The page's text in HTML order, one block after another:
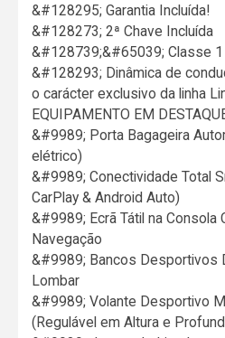
&#128295; Garantia Incluída!
&#128273; 2ª Chave Incluída
&#128739;&#65039; Classe
&#128293; Dinâmica de
o carácter exclusivo da linha
EQUIPAMENTO EM
&#9989; Porta Bagageira
elétrico)
&#9989; Conectividade Total
CarPlay & Android Auto)
&#9989; Ecrã Tátil na Consola
Navegação
&#9989; Bancos Desportivos
Lombar
&#9989; Volante Desportivo
(Regulável em Altura e